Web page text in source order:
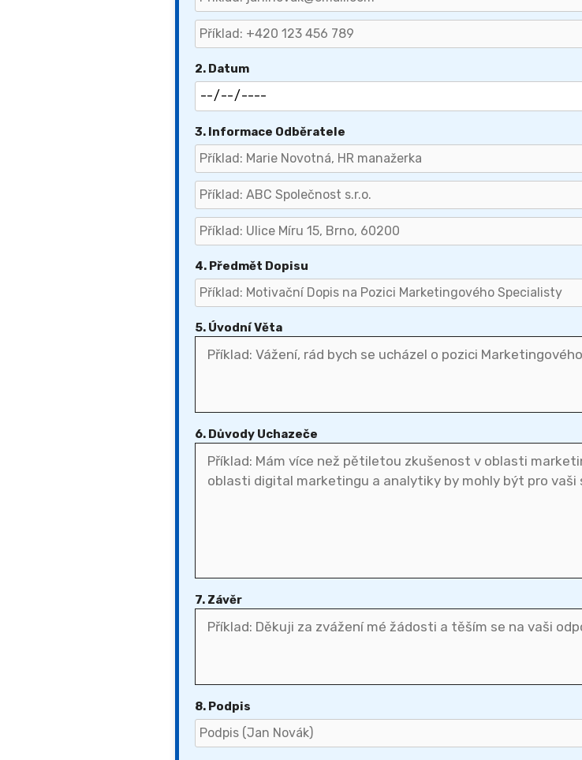
2. Datum
3. Informace Odběratele
4. Předmět Dopisu
5. Úvodní Věta
6. Důvody Uchazeče
7. Závěr
8. Podpis